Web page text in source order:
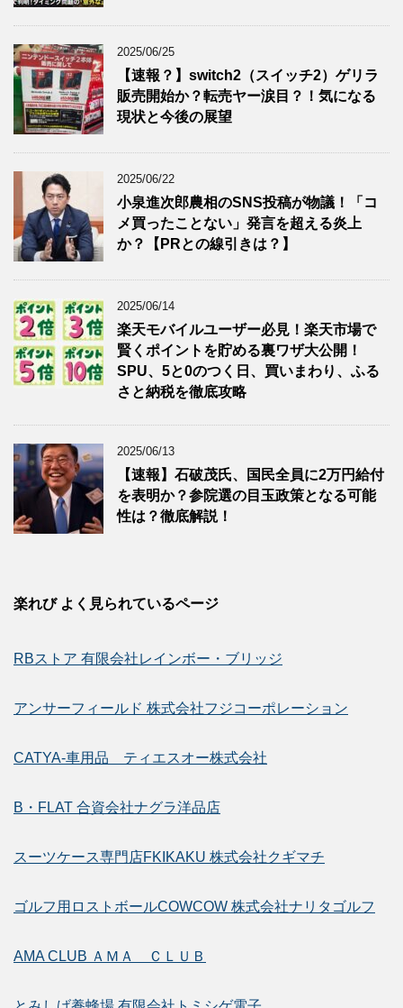
2025/06/25
【速報？】switch2（スイッチ2）ゲリラ
販売開始か？転売ヤー涙目？！気になる
現状と今後の展望
2025/06/22
小泉進次郎農相のSNS投稿が物議！「コ
メ買ったことない」発言を超える炎上
か？【PRとの線引きは？】
2025/06/14
楽天モバイルユーザー必見！楽天市場で
賢くポイントを貯める裏ワザ大公開！
SPU、5と0のつく日、買いまわり、ふる
さと納税を徹底攻略
2025/06/13
【速報】石破茂氏、国民全員に2万円給付
を表明か？参院選の目玉政策となる可能
性は？徹底解説！
楽れび よく見られているページ
RBストア 有限会社レインボー・ブリッジ
アンサーフィールド 株式会社フジコーポレーション
CATYA-車用品 ティエスオー株式会社
B・FLAT 合資会社ナグラ洋品店
スーツケース専門店FKIKAKU 株式会社クギマチ
ゴルフ用ロストボールCOWCOW 株式会社ナリタゴルフ
AMA CLUB ＡＭＡ ＣＬＵＢ